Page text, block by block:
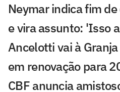
Neymar indica fim
e vira assunto: 'Isso
Ancelotti vai à
em renovação para
CBF anuncia